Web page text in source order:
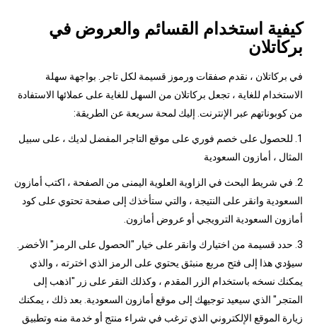
كيفية استخدام القسائم والعروض في
بركاتلان
في بركاتلان ، نقدم صفقات ورموز قسيمة لكل تاجر. بواجهة سهلة
الاستخدام للغاية ، تجعل بركاتلان من السهل للغاية على عملائها الاستفادة
من كوبوناتهم عبر الإنترنت. إليك لمحة سريعة عن الطريقة:
1. للحصول على خصم فوري على موقع التاجر المفضل لديك ، على سبيل
المثال ، أمازون السعودية
2. في شريط البحث في الزاوية العلوية اليمنى من الصفحة ، اكتب أمازون
السعودية وانقر على النتيجة ، والتي ستأخذك إلى صفحة تحتوي على كود
أمازون السعودية الترويجي أو عروض أمازون.
3. حدد قسيمة من اختيارك وانقر على خيار "الحصول على الرمز" الأخضر.
سيؤدي هذا إلى فتح مربع منبثق يحتوي على الرمز الذي اخترته ، والذي
يمكنك نسخه باستخدام الزر المقدم ، وكذلك النقر على زر "اذهب إلى
المتجر" الذي سيعيد توجيهك إلى موقع أمازون السعودية. بعد ذلك ، يمكنك
زيارة الموقع الإلكتروني الذي ترغب في شراء منتج أو خدمة منه وتطبيق